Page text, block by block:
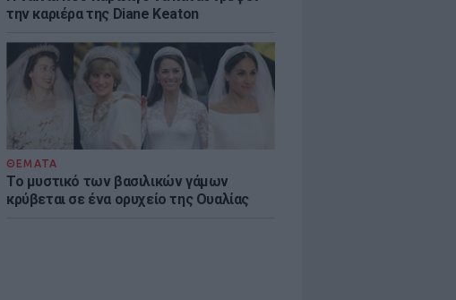
την καριέρα της Diane Keaton
ΘΕΜΑΤΑ
Το μυστικό των βασιλικών γάμων
κρύβεται σε ένα ορυχείο της Ουαλίας